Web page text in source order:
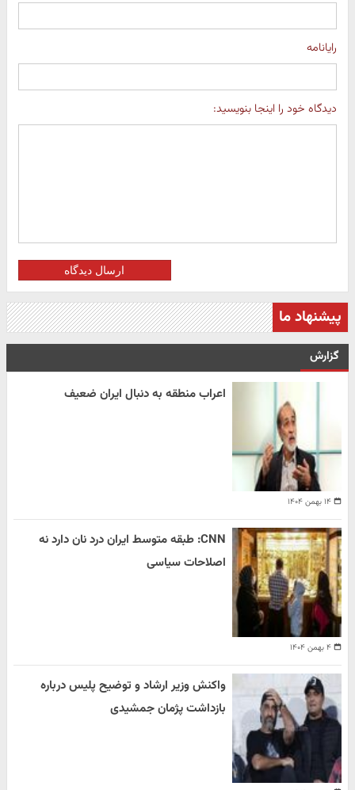
رایانامه
دیدگاه خود را اینجا بنویسید:
ارسال دیدگاه
پیشنهاد ما
گزارش
۱۴ بهمن ۱۴۰۴
اعراب منطقه به دنبال ایران ضعیف
۴ بهمن ۱۴۰۴
CNN: طبقه متوسط ایران درد نان دارد نه
اصلاحات سیاسی
واکنش وزیر ارشاد و توضیح پلیس درباره
بازداشت پژمان جمشیدی